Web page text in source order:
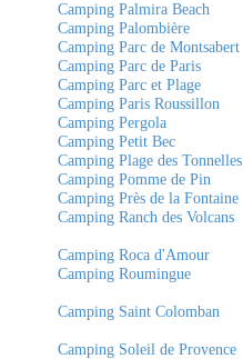
Camping Palmira Beach
Camping Palombière
Camping Parc de Montsabert
Camping Parc de Paris
Camping Parc et Plage
Camping Paris Roussillon
Camping Pergola
Camping Petit Bec
Camping Plage des Tonnelles
Camping Pomme de Pin
Camping Près de la Fontaine
Camping Ranch des Volcans
Camping Roca d'Amour
Camping Roumingue
Camping Saint Colomban
Camping Soleil de Provence